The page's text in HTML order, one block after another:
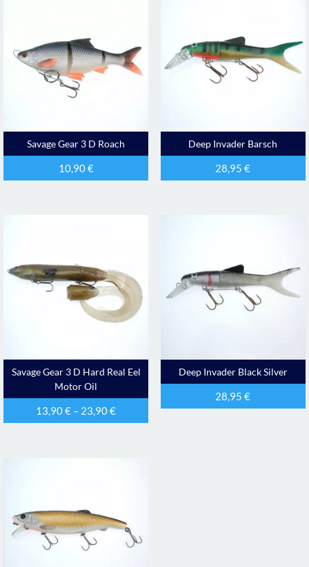
Savage Gear 3 D Roach
10,90€
Deep Invader Barsch
28,95€
Savage Gear 3 D Hard Real Eel
Motor Oil
13,90€ – 23,90€
Deep Invader Black Silver
28,95€